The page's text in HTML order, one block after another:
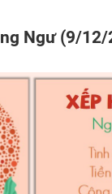
Ngư (9/